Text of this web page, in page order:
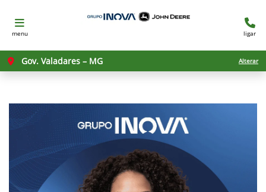
menu ligar
Gov. Valadares – MG Alterar